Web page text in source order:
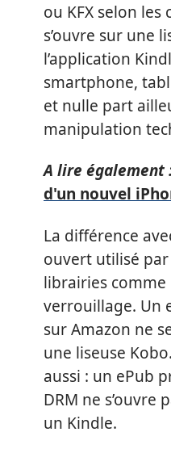
ou KFX selon les
s’ouvre sur une
l’application
smartphone,
et nulle part
manipulation
A lire également
d'un nouvel
La différence
ouvert utilisé
librairies
verrouillage. Un
sur Amazon ne
une liseuse
aussi : un ePub
DRM ne s’ouvre
un Kindle.